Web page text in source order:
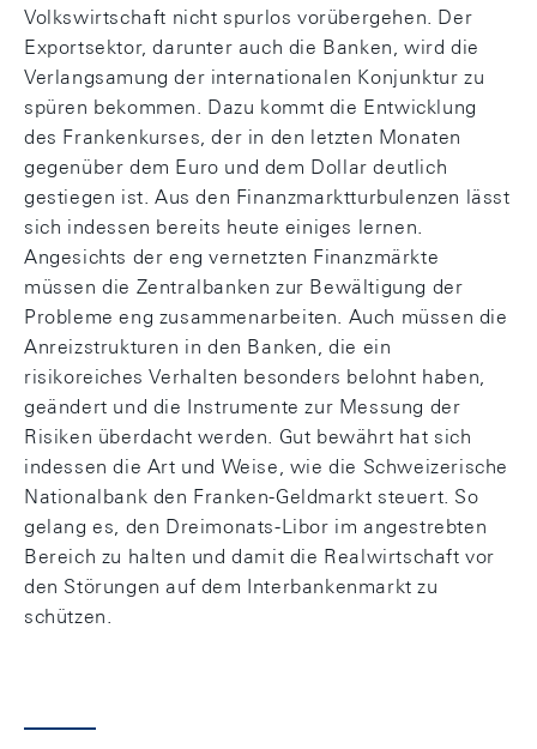
Volkswirtschaft nicht spurlos vorübergehen. Der
Exportsektor, darunter auch die Banken, wird die
Verlangsamung der internationalen Konjunktur zu
spüren bekommen. Dazu kommt die Entwicklung
des Frankenkurses, der in den letzten Monaten
gegenüber dem Euro und dem Dollar deutlich
gestiegen ist. Aus den Finanzmarktturbulenzen lässt
sich indessen bereits heute einiges lernen.
Angesichts der eng vernetzten Finanzmärkte
müssen die Zentralbanken zur Bewältigung der
Probleme eng zusammenarbeiten. Auch müssen die
Anreizstrukturen in den Banken, die ein
risikoreiches Verhalten besonders belohnt haben,
geändert und die Instrumente zur Messung der
Risiken überdacht werden. Gut bewährt hat sich
indessen die Art und Weise, wie die Schweizerische
Nationalbank den Franken-Geldmarkt steuert. So
gelang es, den Dreimonats-Libor im angestrebten
Bereich zu halten und damit die Realwirtschaft vor
den Störungen auf dem Interbankenmarkt zu
schützen.